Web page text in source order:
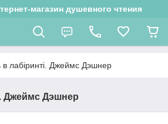
магазин душевного чтения
в лабіринті. Джеймс Дэшнер
Джеймс Дэшнер